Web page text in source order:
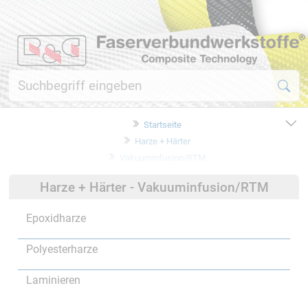
Startseite
Harze + Härter
Vakuuminfusion/RTM
Harze + Härter - Vakuuminfusion/RTM
Epoxidharze
Polyesterharze
Laminieren